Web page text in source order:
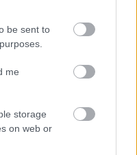
be sent to
me
storage
on web or
az őt
ám előzni sosem
volt az
esetében, úgy